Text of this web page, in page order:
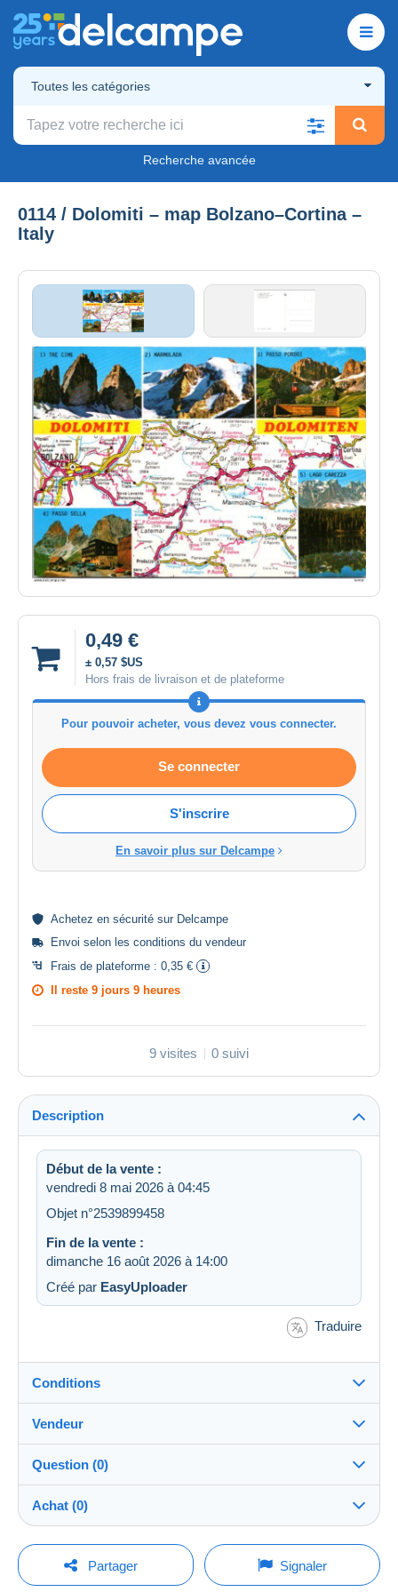
Toutes les catégories
Recherche avancée
0114 / Dolomiti – map Bolzano–Cortina –
Italy
0,49 €
± 0,57 $US
Hors frais de livraison et de plateforme
Pour pouvoir acheter, vous devez vous connecter.
Se connecter
S'inscrire
En savoir plus sur Delcampe
Achetez en sécurité sur Delcampe
Envoi selon les conditions du vendeur
Frais de plateforme : 0,35 €
Il reste 9 jours 9 heures
9 visites 0 suivi
Description
Début de la vente :
vendredi 8 mai 2026 à 04:45
Objet n°2539899458
Fin de la vente :
dimanche 16 août 2026 à 14:00
Créé par EasyUploader
Traduire
Conditions
Destination :
Voir la liste des pays
Expédition :
Envoi après paiement
A charge de l'acheteur
Méthodes de paiement :
Vendeur
lentor100%(15639x)
Boutique
Membre depuis le :
Question (0)
Pour poser une question, vous devez ouvrir
une session.
Achat (0)
Dernière actualisation : 04:12:07
Partager Signaler